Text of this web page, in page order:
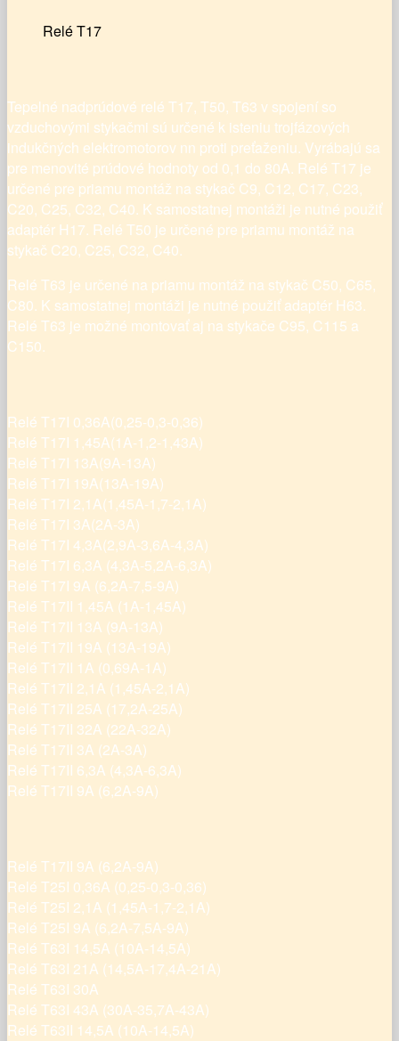
Relé T17
Tepelné nadprúdové relé T17, T50, T63 v spojení so
vzduchovými stykačmi sú určené k isteniu trojfázových
indukčných elektromotorov nn proti preťaženiu. Vyrábajú sa
pre menovité prúdové hodnoty od 0,1 do 80A. Relé T17 je
určené pre priamu montáž na stykač C9, C12, C17, C23,
C20, C25, C32, C40. K samostatnej montáži je nutné použiť
adaptér H17. Relé T50 je určené pre priamu montáž na
stykač C20, C25, C32, C40.
Relé T63 je určené na priamu montáž na stykač C50, C65,
C80. K samostatnej montáži je nutné použiť adaptér H63.
Relé T63 je možné montovať aj na stykače C95, C115 a
C150.
Relé T17I 0,36A(0,25-0,3-0,36)
Relé T17I 1,45A(1A-1,2-1,43A)
Relé T17I 13A(9A-13A)
Relé T17I 19A(13A-19A)
Relé T17I 2,1A(1,45A-1,7-2,1A)
Relé T17I 3A(2A-3A)
Relé T17I 4,3A(2,9A-3,6A-4,3A)
Relé T17I 6,3A (4,3A-5,2A-6,3A)
Relé T17I 9A (6,2A-7,5-9A)
Relé T17II 1,45A (1A-1,45A)
Relé T17II 13A (9A-13A)
Relé T17II 19A (13A-19A)
Relé T17II 1A (0,69A-1A)
Relé T17II 2,1A (1,45A-2,1A)
Relé T17II 25A (17,2A-25A)
Relé T17II 32A (22A-32A)
Relé T17II 3A (2A-3A)
Relé T17II 6,3A (4,3A-6,3A)
Relé T17II 9A (6,2A-9A)
Relé T17II 9A (6,2A-9A)
Relé T25I 0,36A (0,25-0,3-0,36)
Relé T25I 2,1A (1,45A-1,7-2,1A)
Relé T25I 9A (6,2A-7,5A-9A)
Relé T63I 14,5A (10A-14,5A)
Relé T63I 21A (14,5A-17,4A-21A)
Relé T63I 30A
Relé T63I 43A (30A-35,7A-43A)
Relé T63II 14,5A (10A-14,5A)